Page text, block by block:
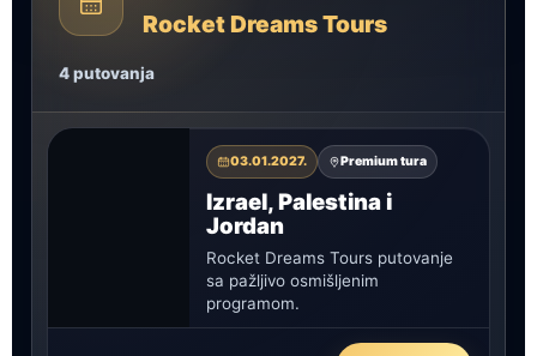
Rocket Dreams Tours
4 putovanja
03.01.2027. Premium tura
Izrael, Palestina i
Jordan
Rocket Dreams Tours putovanje
sa pažljivo osmišljenim
programom.